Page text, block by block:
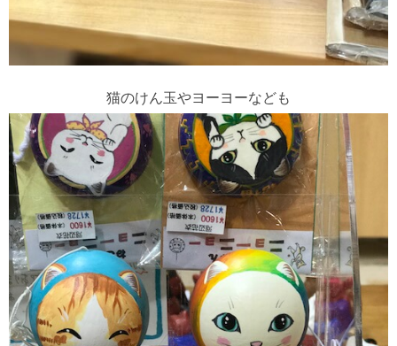
猫のけん玉やヨーヨーなども